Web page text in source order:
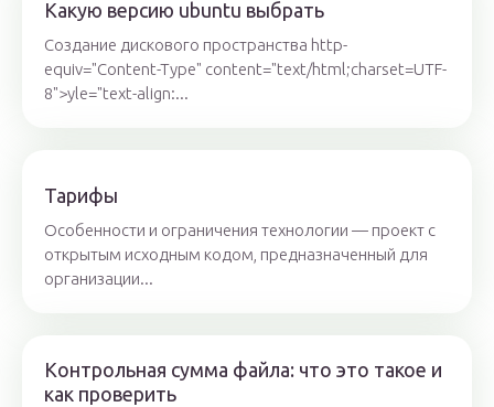
Какую версию ubuntu выбрать
Создание дискового пространства http-
equiv="Content-Type" content="text/html;charset=UTF-
8">yle="text-align:...
Тарифы
Особенности и ограничения технологии — проект с
открытым исходным кодом, предназначенный для
организации...
Контрольная сумма файла: что это такое и
как проверить